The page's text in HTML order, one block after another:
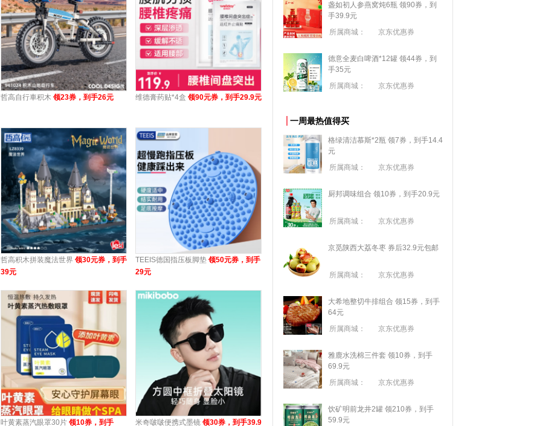
哲高自行車积木 领23券，到手26元 维德膏药贴*4盒 领90元券，到手29.9元
哲高积木拼装魔法世界 领30元券，到手
39元
TEEIS德国指压板脚垫 领50元券，到手
29元
叶黄素蒸汽眼罩30片 领10券，到手 米奇啵啵便携式墨镜 领30券，到手39.9
盏如初人参燕窝炖6瓶 领90券，到
手39.9元
所属商城：
京东优惠券
德意全麦白啤酒*12罐 领44券，到
手35元
所属商城：
京东优惠券
一周最热值得买
格绿清洁慕斯*2瓶 领7券，到手14.4
元
所属商城：
京东优惠券
厨邦调味组合 领10券，到手20.9元
所属商城： 京东优惠券
京觅陕西大荔冬枣 券后32.9元包邮
所属商城： 京东优惠券
大希地整切牛排组合 领15券，到手
64元
所属商城：
京东优惠券
雅鹿水洗棉三件套 领10券，到手
69.9元
所属商城：
京东优惠券
饮矿明前龙井2罐 领210券，到手
59.9元